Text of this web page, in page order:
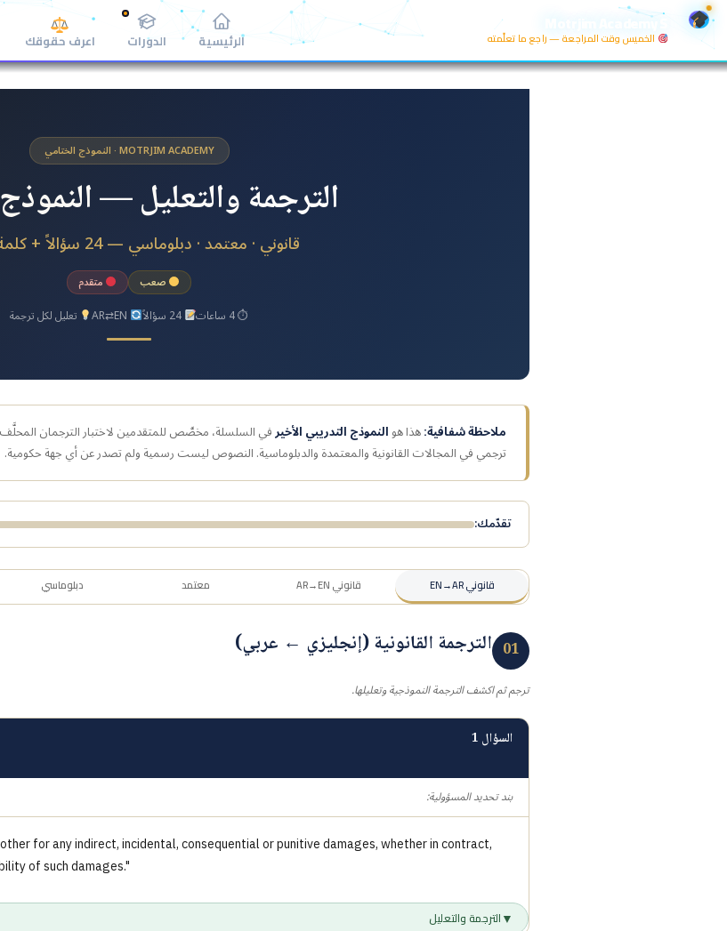
Motrjim Academy S
الخميس وقت المراجعة — راجع ما تعلّمته الرئيسية الدورات اعرف حقوقك
تخطي
إلى
المحتوى
MOTRJIM ACADEMY · النموذج الختامي
الترجمة والتعليل —
قانوني · معتمد · دبلوماسي — 24 سؤالاً + كلمة أخيرة
صعب متقدم
⏱ 4 ساعات 24 سؤالاً تعليل لكل ترجمة
ملاحظة شفافية:هذا هوالنموذج التدريبي الأخيرفي السلسلة، مخصَّص للمتقدمين لاختبار الترجمان
ترجمي في المجالات القانونية والمعتمدة والدبلوماسية. النصوص ليست رسمية ولم تصدر عن أي جهة حكومية.
تقدّمك:
قانوني EN→AR قانوني AR→EN معتمد دبلوماسي
01 الترجمة القانونية (إنجليزي ← عربي)
ترجم ثم اكشف الترجمة النموذجية وتعليلها.
السؤال 1
بند تحديد المسؤولية:
for any indirect, incidental, consequential or punitive damages, whether in contract,
of such damages."
▼الترجمة والتعليل